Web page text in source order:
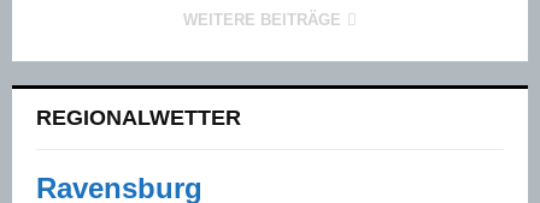
WEITERE BEITRÄGE
REGIONALWETTER
Ravensburg